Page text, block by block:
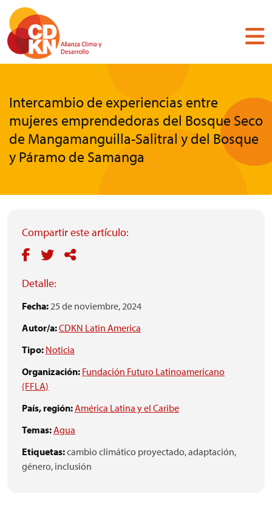
Pasar
contenido
principal
Intercambio de experiencias entre
mujeres emprendedoras del Bosque Seco
de Mangamanguilla-Salitral y del Bosque
y Páramo de Samanga
Compartir este artículo:
Detalle:
Fecha:25 de noviembre, 2024
Autor/a:CDKN Latin America
Tipo: Noticia
Organización: Fundación Futuro Latinoamericano
(FFLA)
País, región:América Latina y el Caribe
Temas:Agua
Etiquetas:cambio climático proyectado,adaptación,
género, inclusión